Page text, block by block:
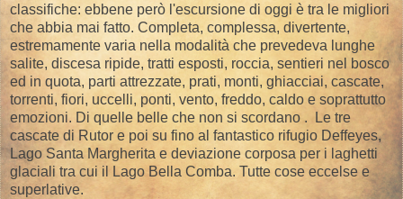
classifiche: ebbene però l'escursione di oggi è tra le migliori
che abbia mai fatto. Completa, complessa, divertente,
estremamente varia nella modalità che prevedeva lunghe
salite, discesa ripide, tratti esposti, roccia, sentieri nel bosco
ed in quota, parti attrezzate, prati, monti, ghiacciai, cascate,
torrenti, fiori, uccelli, ponti, vento, freddo, caldo e soprattutto
emozioni. Di quelle belle che non si scordano . Le tre
cascate di Rutor e poi su fino al fantastico rifugio Deffeyes,
Lago Santa Margherita e deviazione corposa per i laghetti
glaciali tra cui il Lago Bella Comba. Tutte cose eccelse e
superlative.